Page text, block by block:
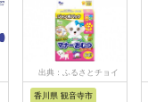
出典：ふるさとチョイ
香川県 観音寺市